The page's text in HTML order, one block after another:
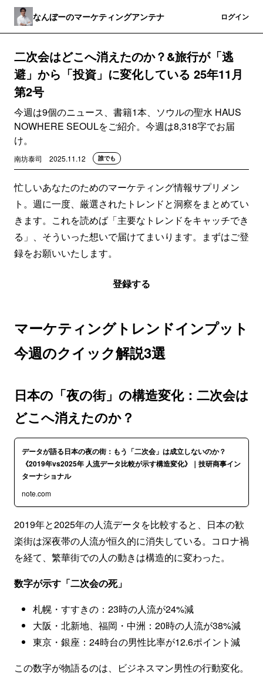
なんぼーのマーケティングアンテナ ログイン
二次会はどこへ消えたのか？&旅行が「逃
避」から「投資」に変化している 25年11月
第2号
今週は9個のニュース、書籍1本、ソウルの聖水 HAUS
NOWHERE SEOULをご紹介。今週は8,318字でお届
け。
南坊泰司 2025.11.12 誰でも
忙しいあなたのためのマーケティング情報サプリメン
ト。週に一度、厳選されたトレンドと洞察をまとめてい
きます。これを読めば「主要なトレンドをキャッチでき
る」、そういった想いで届けてまいります。まずはご登
録をお願いいたします。
登録する
マーケティングトレンドインプット
今週のクイック解説3選
日本の「夜の街」の構造変化：二次会は
どこへ消えたのか？
データが語る日本の夜の街：もう「二次会」は成立しないのか？
《2019年vs2025年 人流データ比較が示す構造変化》｜技研商事イン
ターナショナル
note.com
2019年と2025年の人流データを比較すると、日本の歓
楽街は深夜帯の人流が恒久的に消失している。コロナ禍
を経て、繁華街での人の動きは構造的に変わった。
数字が示す「二次会の死」
札幌・すすきの：23時の人流が24%減
大阪・北新地、福岡・中洲：20時の人流が38%減
東京・銀座：24時台の男性比率が12.6ポイント減
この数字が物語るのは、ビジネスマン男性の行動変化。